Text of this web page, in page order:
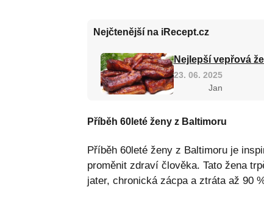
Nejčtenější na iRecept.cz
Nejlepší vepřová
23. 06. 2025
Jan
Příběh 60leté ženy z Baltimoru
Příběh 60leté ženy z Baltimoru je
proměnit zdraví člověka. Tato žena
jater, chronická zácpa a ztráta až 90